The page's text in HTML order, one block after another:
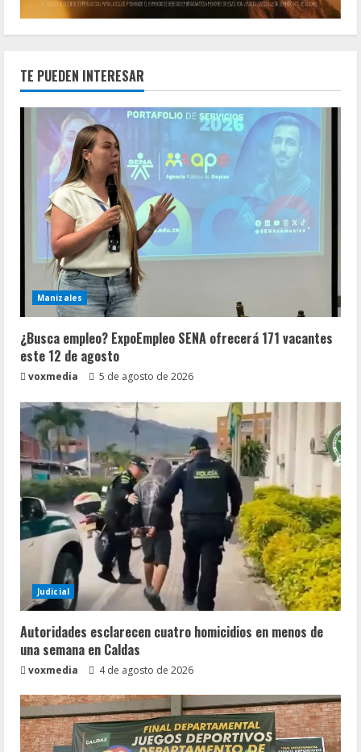
TE PUEDEN INTERESAR
Manizales
¿Busca empleo? ExpoEmpleo SENA ofrecerá 171 vacantes
este 12 de agosto
voxmedia 5 de agosto de 2026
Judicial
Autoridades esclarecen cuatro homicidios en menos de
una semana en Caldas
voxmedia 4 de agosto de 2026